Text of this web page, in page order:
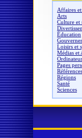
Affaires
Arts
Culture et
Éducation
Loisirs et
Médias et
Pages
Références
Régions
Santé
Sciences